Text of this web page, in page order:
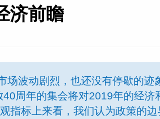
济前瞻
场波动剧烈，也还没有停歇的迹
周年的集会将对2019年的经济
指标上来看，我们认为政策的